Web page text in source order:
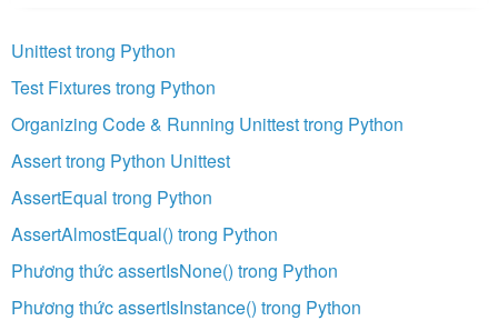
Unittest trong Python
Test Fixtures trong Python
Organizing Code & Running Unittest trong Python
Assert trong Python Unittest
AssertEqual trong Python
AssertAlmostEqual() trong Python
Phương thức assertIsNone() trong Python
Phương thức assertIsInstance() trong Python